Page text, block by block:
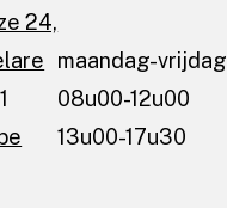
24,
maandag-vrijdag
08u00-12u00
13u00-17u30